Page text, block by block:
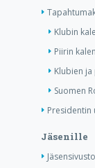
Klubin
Piirin
Klubien
Suomen
Presidentin
Jäsenille
Jäsensivusto